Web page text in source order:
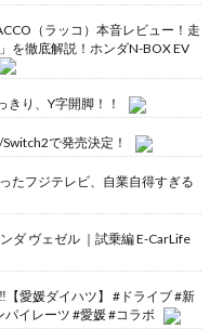
（ラッコ）本音レビュー！走
を徹底解説！ホンダN-BOX EV
り、Y字開脚！！
で発売決定！
たフジテレビ、自業自得すぎる
ダ ヴェゼル ｜試乗編 E-CarLife
【愛媛ダイハツ】 #ドライブ #新
イレーツ #愛媛 #コラボ